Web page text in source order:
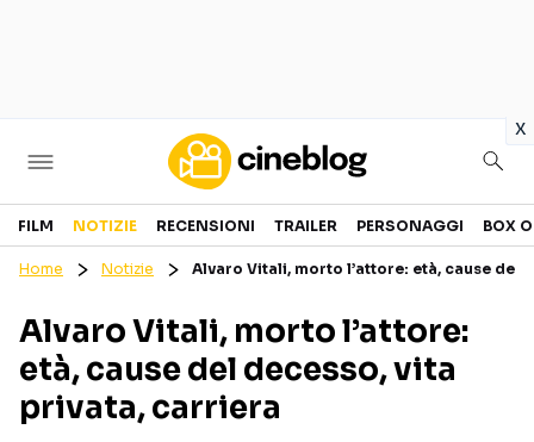
x
Cinema
GENERI
PERSONAGGI
CANALI STREAMING
FILM NOTIZIE RECENSIONI TRAILER PERSONAGGI BOX
Home Notizie Alvaro Vitali, morto l’attore: età, cause del
Alvaro Vitali, morto l’attore:
età, cause del decesso, vita
privata, carriera